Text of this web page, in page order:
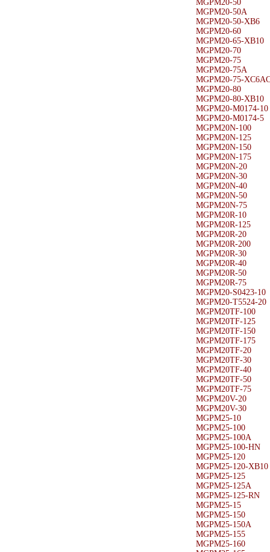
MGPM20-50
MGPM20-50A
MGPM20-50-XB6
MGPM20-60
MGPM20-65-XB10
MGPM20-70
MGPM20-75
MGPM20-75A
MGPM20-75-
MGPM20-80
MGPM20-80-XB10
MGPM20-M0174-10
MGPM20-M0174-5
MGPM20N-100
MGPM20N-125
MGPM20N-150
MGPM20N-175
MGPM20N-20
MGPM20N-30
MGPM20N-40
MGPM20N-50
MGPM20N-75
MGPM20R-10
MGPM20R-125
MGPM20R-20
MGPM20R-200
MGPM20R-30
MGPM20R-40
MGPM20R-50
MGPM20R-75
MGPM20-S0423-10
MGPM20-T5524-20
MGPM20TF-100
MGPM20TF-125
MGPM20TF-150
MGPM20TF-175
MGPM20TF-20
MGPM20TF-30
MGPM20TF-40
MGPM20TF-50
MGPM20TF-75
MGPM20V-20
MGPM20V-30
MGPM25-10
MGPM25-100
MGPM25-100A
MGPM25-100-HN
MGPM25-120
MGPM25-120-XB10
MGPM25-125
MGPM25-125A
MGPM25-125-RN
MGPM25-15
MGPM25-150
MGPM25-150A
MGPM25-155
MGPM25-160